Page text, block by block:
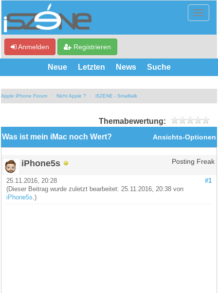
Anmelden Registrieren
Neue Letzten News Suche
Apple iPhone Forum Nicht Apple ? iSZENE - Smalltalk
Themabewertung:
Ansichts-Optionen
Was ist mein iMac noch Wert?
iPhone5s Posting Freak
#1
25.11.2016, 20:28
(Dieser Beitrag wurde zuletzt bearbeitet: 25.11.2016, 20:38 von
iPhone5s .)